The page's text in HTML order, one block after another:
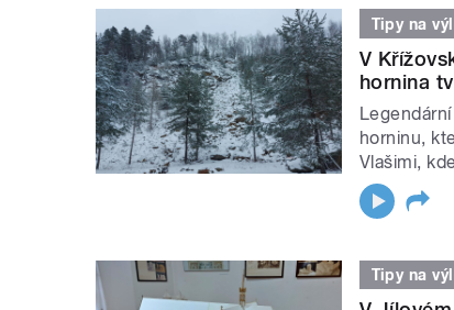
Tipy na
V
hornina
horninu,
Vlašimi,
Tipy na